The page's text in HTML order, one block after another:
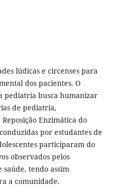
lúdicas e circenses para
dos pacientes. O
pediatria busca humanizar
de pediatria,
Enzimática do
por estudantes de
participaram do
observados pelos
saúde, tendo assim
a comunidade.